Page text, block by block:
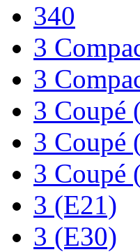
340
3
3
3 Coupé
3 Coupé
3 Coupé
3 (E21)
3 (E30)